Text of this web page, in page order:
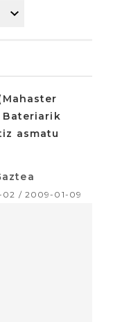
Bateriarik
asmatu
02 / 2009-01-09